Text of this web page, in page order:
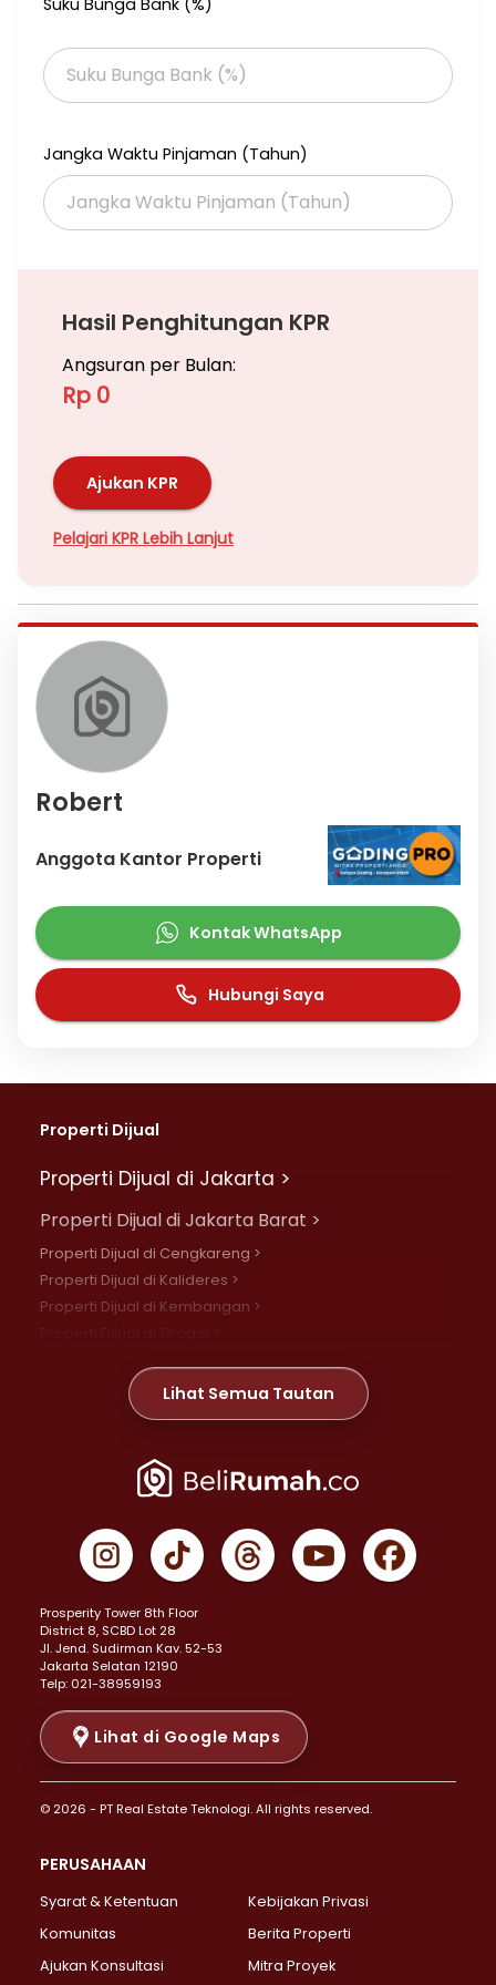
Suku Bunga Bank (%)
Jangka Waktu Pinjaman (Tahun)
Hasil Penghitungan KPR
Angsuran per Bulan:
Rp 0
Ajukan KPR
Pelajari KPR Lebih Lanjut
Robert
Anggota Kantor Properti
Kontak WhatsApp
Hubungi Saya
Properti Dijual
Properti Dijual di Jakarta >
Properti Dijual di Jakarta Barat >
Properti Dijual di Cengkareng >
Properti Dijual di Kalideres >
Properti Dijual di Kembangan >
Properti Dijual di Meruya >
Properti Dijual di Jelambar >
Properti Dijual di Jakarta Pusat >
Properti Dijual di Gambir >
Properti Dijual di Johar Baru >
Properti Dijual di Menteng >
Properti Dijual di Senen >
Properti Dijual di Tanah Abang >
Properti Dijual di Cikini >
Properti Dijual di Kramat >
Properti Dijual di Pasar Baru >
Properti Dijual di Bendungan Hilir >
Properti Dijual di Jakarta Selatan >
Properti Dijual di Lebak Bulus >
Properti Dijual di Gandaria Selatan >
Properti Dijual di Pondok Labu >
Lihat Semua Tautan
Prosperity Tower 8th Floor
District 8, SCBD Lot 28
JI. Jend. Sudirman Kav. 52-53
Jakarta Selatan 12190
Telp: 021-38959193
Lihat di Google Maps
© 2026 - PT Real Estate Teknologi. All rights reserved.
PERUSAHAAN
Syarat & Ketentuan
Kebijakan Privasi
Komunitas
Berita Properti
Ajukan Konsultasi
Mitra Proyek